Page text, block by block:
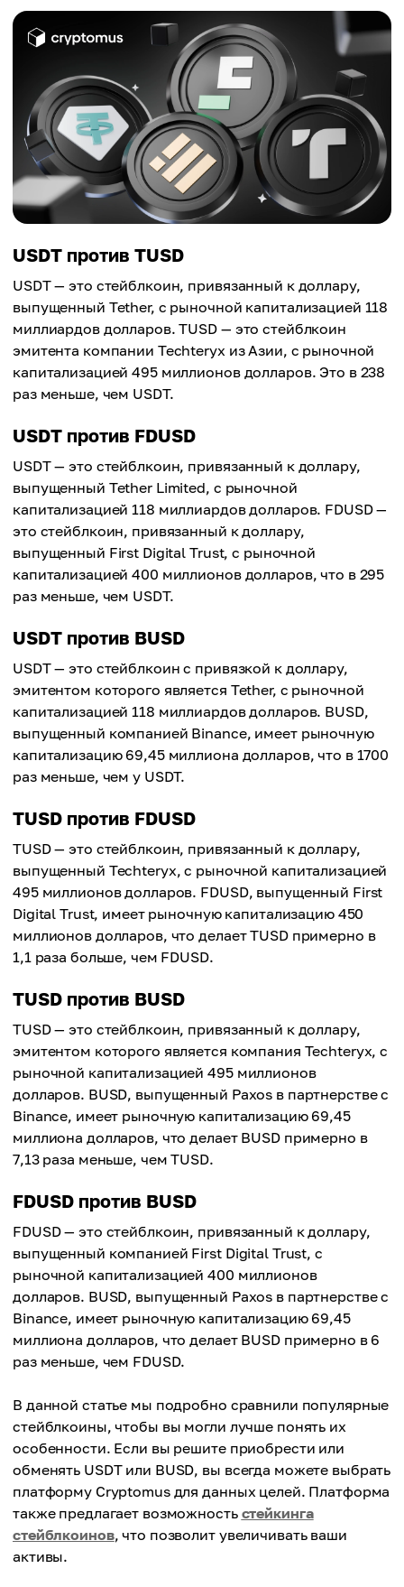
Область применения
Ориентирован на прозрачность
Прозрачность
Высокая, регулярно аудируемая
Область применения
Развивающийся рынок
69,45 миллионов долларов
Высокая, регулярно аудируемая
Область применения
Экосистема Binance
USDT против TUSD
USDT — это стейблкоин, привязанный к доллару,
выпущенный Tether, с рыночной капитализацией 118
миллиардов долларов. TUSD — это стейблкоин
эмитента компании Techteryx из Азии, с рыночной
капитализацией 495 миллионов долларов. Это в 238
раз меньше, чем USDT.
USDT против FDUSD
USDT — это стейблкоин, привязанный к доллару,
выпущенный Tether Limited, с рыночной
капитализацией 118 миллиардов долларов. FDUSD —
это стейблкоин, привязанный к доллару,
выпущенный First Digital Trust, с рыночной
капитализацией 400 миллионов долларов, что в 295
раз меньше, чем USDT.
USDT против BUSD
USDT — это стейблкоин с привязкой к доллару,
эмитентом которого является Tether, с рыночной
капитализацией 118 миллиардов долларов. BUSD,
выпущенный компанией Binance, имеет рыночную
капитализацию 69,45 миллиона долларов, что в 1700
раз меньше, чем у USDT.
TUSD против FDUSD
TUSD — это стейблкоин, привязанный к доллару,
выпущенный Techteryx, с рыночной капитализацией
495 миллионов долларов. FDUSD, выпущенный First
Digital Trust, имеет рыночную капитализацию 450
миллионов долларов, что делает TUSD примерно в
1,1 раза больше, чем FDUSD.
TUSD против BUSD
TUSD — это стейблкоин, привязанный к доллару,
эмитентом которого является компания Techteryx, с
рыночной капитализацией 495 миллионов
долларов. BUSD, выпущенный Paxos в партнерстве с
Binance, имеет рыночную капитализацию 69,45
миллиона долларов, что делает BUSD примерно в
7,13 раза меньше, чем TUSD.
FDUSD против BUSD
FDUSD — это стейблкоин, привязанный к доллару,
выпущенный компанией First Digital Trust, с
рыночной капитализацией 400 миллионов
долларов. BUSD, выпущенный Paxos в партнерстве с
Binance, имеет рыночную капитализацию 69,45
миллиона долларов, что делает BUSD примерно в 6
раз меньше, чем FDUSD.
В данной статье мы подробно сравнили популярные
стейблкоины, чтобы вы могли лучше понять их
особенности. Если вы решите приобрести или
обменять USDT или BUSD, вы всегда можете выбрать
платформу Cryptomus для данных целей. Платформа
также предлагает возможность стейкинга
стейблкоинов, что позволит увеличивать ваши
активы.